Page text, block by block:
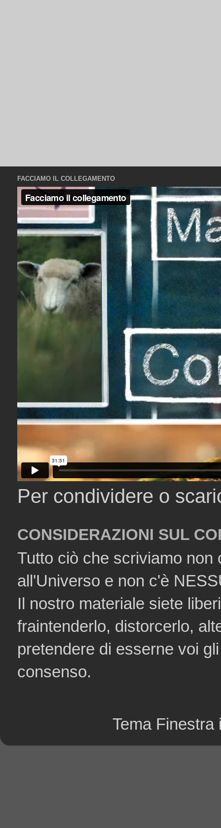
FACCIAMO IL COLLEGAMENTO
Per condividere o
CONSIDERAZIONI SUL
Tutto ciò che scriviamo non
all'Universo e non c'è
Il nostro materiale siete
fraintenderlo, distorcerlo,
pretendere di esserne voi
consenso.
Tema